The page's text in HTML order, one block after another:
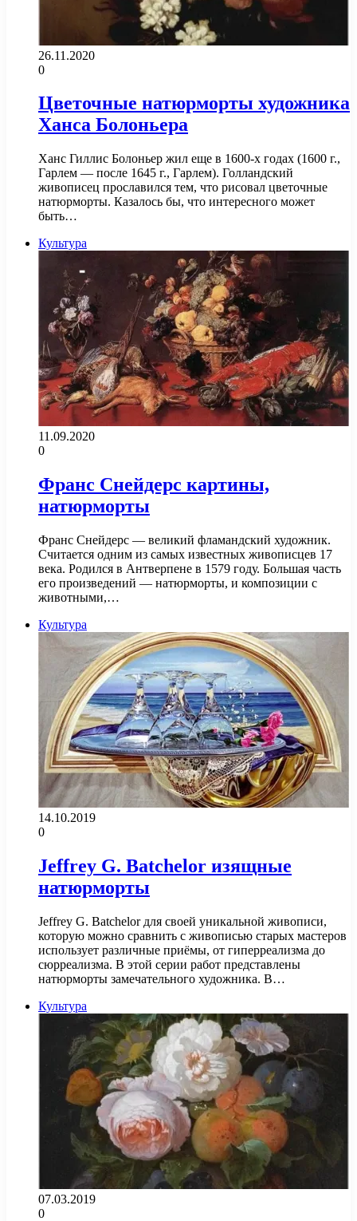
26.11.2020
0
Цветочные натюрморты художника
Ханса Болоньера
Ханс Гиллис Болоньер жил еще в 1600-х годах (1600 г.,
Гарлем — после 1645 г., Гарлем). Голландский
живописец прославился тем, что рисовал цветочные
натюрморты. Казалось бы, что интересного может
быть…
Культура
11.09.2020
0
Франс Снейдерс картины,
натюрморты
Франс Снейдерс — великий фламандский художник.
Считается одним из самых известных живописцев 17
века. Родился в Антверпене в 1579 году. Большая часть
его произведений — натюрморты, и композиции с
животными,…
Культура
14.10.2019
0
Jeffrey G. Batchelor изящные
натюрморты
Jeffrey G. Batchelor для своей уникальной живописи,
которую можно сравнить с живописью старых мастеров
использует различные приёмы, от гиперреализма до
сюрреализма. В этой серии работ представлены
натюрморты замечательного художника. В…
Культура
07.03.2019
0